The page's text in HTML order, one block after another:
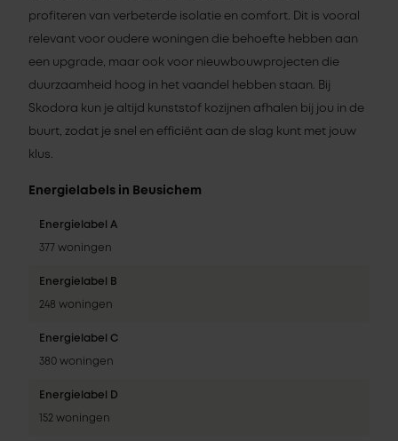
profiteren van verbeterde isolatie en comfort. Dit is vooral
relevant voor oudere woningen die behoefte hebben aan
een upgrade, maar ook voor nieuwbouwprojecten die
duurzaamheid hoog in het vaandel hebben staan. Bij
Skodora kun je altijd kunststof kozijnen afhalen bij jou in de
buurt, zodat je snel en efficiënt aan de slag kunt met jouw
klus.
Energielabels in Beusichem
Energielabel A
377 woningen
Energielabel B
248 woningen
Energielabel C
380 woningen
Energielabel D
152 woningen